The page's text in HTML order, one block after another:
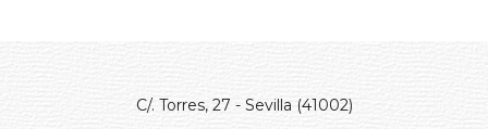
C/. Torres, 27 - Sevilla (41002)